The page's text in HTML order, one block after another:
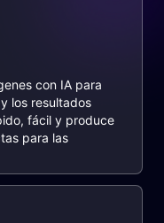
con IA para
los resultados
fácil y produce
para las